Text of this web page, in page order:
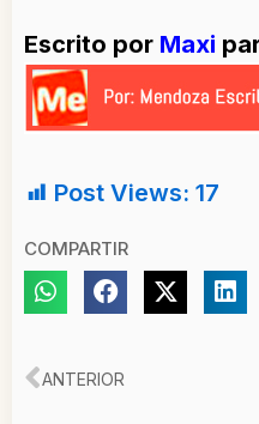
Escrito por Maxi
Post Views: 17
COMPARTIR
Ant
ANTERIOR